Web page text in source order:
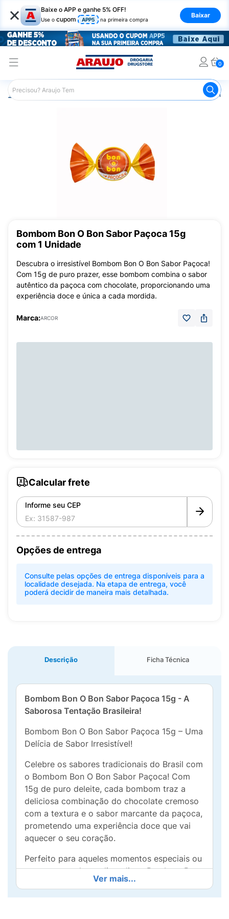
× Baixe o APP e ganhe 5% OFF!
Use o cupom APP5 na primeira compra
Baixar
0
Araujo Mercado Bombom
Bombom Bon O Bon Sabor Paçoca 15g
com 1 Unidade
Descubra o irresistível Bombom Bon O Bon Sabor Paçoca!
Com 15g de puro prazer, esse bombom combina o sabor
autêntico da paçoca com chocolate, proporcionando uma
experiência doce e única a cada mordida.
Marca:ARCOR
Calcular frete
Informe seu CEP
Opções de entrega
Consulte pelas opções de entrega disponíveis para a
localidade desejada. Na etapa de entrega, você
poderá decidir de maneira mais detalhada.
Descrição Ficha Técnica
Bombom Bon O Bon Sabor Paçoca 15g - A
Saborosa Tentação Brasileira!
Bombom Bon O Bon Sabor Paçoca 15g – Uma
Delícia de Sabor Irresistível!
Celebre os sabores tradicionais do Brasil com
o Bombom Bon O Bon Sabor Paçoca! Com
15g de puro deleite, cada bombom traz a
deliciosa combinação do chocolate cremoso
com a textura e o sabor marcante da paçoca,
prometendo uma experiência doce que vai
aquecer o seu coração.
Perfeito para aqueles momentos especiais ou
para um agrado no dia a dia, o Bombom Bon
O Bon Sabor Paçoca é ideal para qualquer
ocasião. Seja como um lanche saboroso, um
Ver mais...